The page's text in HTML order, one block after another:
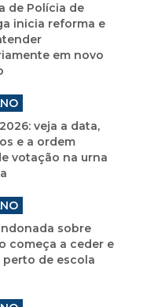
de Polícia de
inicia reforma e
em novo
veja a data,
e a ordem
votação na urna
sobre
começa a ceder e
perto de escola